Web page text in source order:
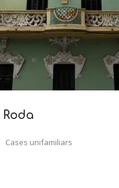
Roda
Cases unifamiliars